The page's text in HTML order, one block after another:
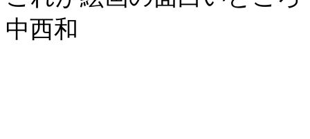
中西和